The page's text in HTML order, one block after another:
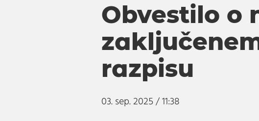
Obvestilo o
razpisu
03. sep. 2025 / 11:38